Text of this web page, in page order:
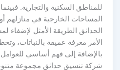
للمناطق السكنية والتجارية.
المساحات الخارجية في منازلهم
الحدائق الطريقة الأمثل لإضفاء
الأمر معرفة عميقة بالنباتات،
بالإضافة إلى فهم أساسي للعوامل
شركة تنسيق حدائق مجموعة